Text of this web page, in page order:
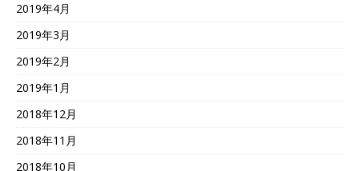
2019年4月
2019年3月
2019年2月
2019年1月
2018年12月
2018年11月
2018年10月